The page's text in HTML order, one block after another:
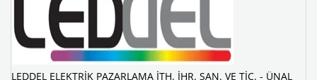
LEDDEL ELEKTRİK PAZARLAMA İTH. İHR. SAN. VE TİC. - ÜNAL